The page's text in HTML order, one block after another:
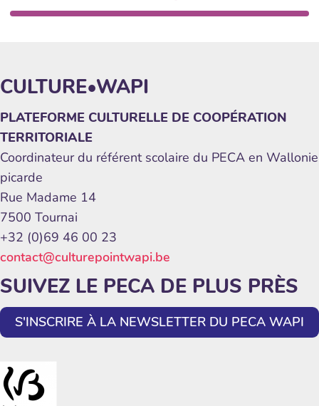
CULTURE•WAPI
PLATEFORME CULTURELLE DE COOPÉRATION
TERRITORIALE
Coordinateur du référent scolaire du PECA en Wallonie
picarde
Rue Madame 14
7500 Tournai
+32 (0)69 46 00 23
contact@culturepointwapi.be
SUIVEZ LE PECA DE PLUS PRÈS
S'INSCRIRE À LA NEWSLETTER DU PECA WAPI